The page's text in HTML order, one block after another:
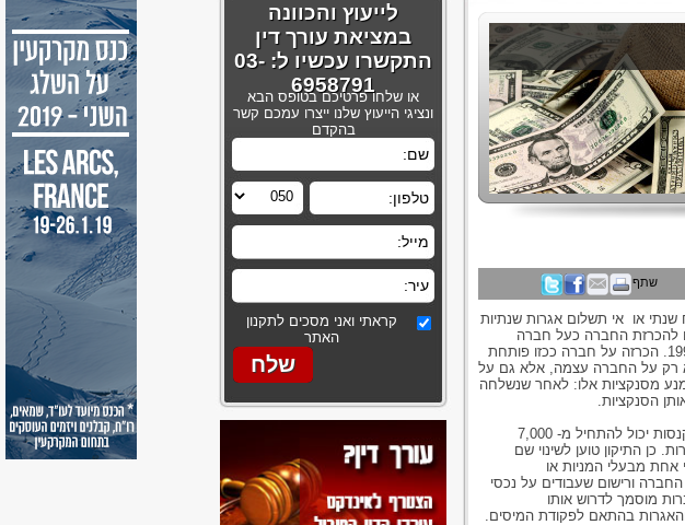
שתף
שנתי או אי תשלום אגרות שנתיות
להכרזת החברה כעל חברה
מפרת חוק, על פי תיקון 10 לחוק החברות התשנ"ט 1999. הכרזה על חברה ככזו פותחת
רק על החברה עצמה, אלא גם על
מסנקציות אלו: לאחר שנשלחה
ישנן סנקציות כספיות על כל הפרה שנמצאה. סכום הקנסות יכול להתחיל מ- 7,000
הישנות ההפרות. כן התיקון טוען לשינוי שם
מבעלי המניות או
ורישום שעבודים על נכסי
מוסמך לדרוש אותו
בהתאם לפקודת המיסים.
לייעוץ והכוונה
במציאת עורך דין
התקשרו עכשיו ל: 03-
6958791
או שלחו פרטיכם בטופס הבא
ונציגי הייעוץ שלנו ייצרו עמכם קשר
בהקדם
קראתי ואני מסכים לתקנון
האתר